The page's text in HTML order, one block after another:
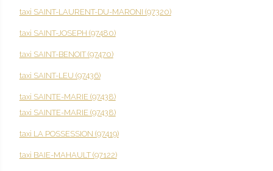
taxi SAINT-LAURENT-DU-MARONI (97320)
taxi SAINT-JOSEPH (97480)
taxi SAINT-BENOIT (97470)
taxi SAINT-LEU (97436)
taxi SAINTE-MARIE (97438)
taxi SAINTE-MARIE (97438)
taxi LA POSSESSION (97419)
taxi BAIE-MAHAULT (97122)